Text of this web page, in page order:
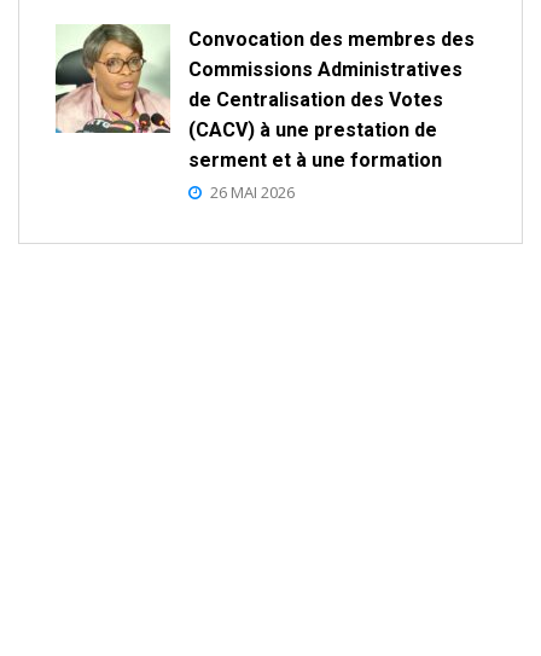
Convocation des membres des
Commissions Administratives
de Centralisation des Votes
(CACV) à une prestation de
serment et à une formation
26 MAI 2026